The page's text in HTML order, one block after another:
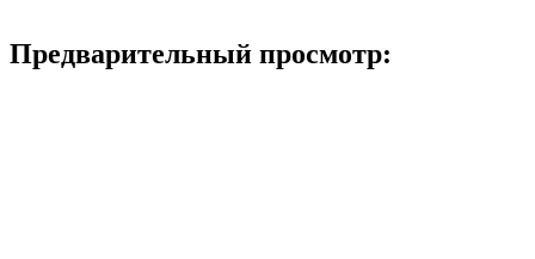
Предварительный просмотр: